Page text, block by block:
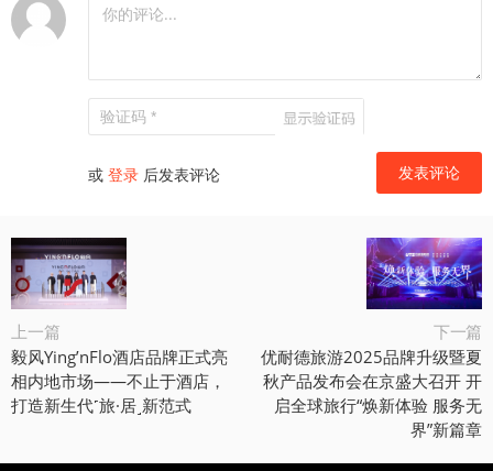
或 登录 后发表评论
上一篇
毅风Ying’nFlo酒店品牌正式亮
相内地市场——不止于酒店，
打造新生代˹旅·居˼新范式
下一篇
优耐德旅游2025品牌升级暨夏
秋产品发布会在京盛大召开 开
启全球旅行“焕新体验 服务无
界”新篇章